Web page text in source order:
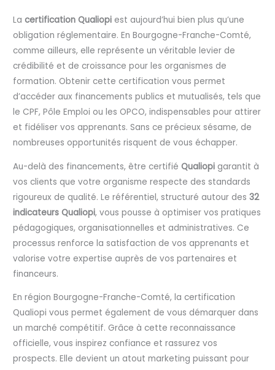
Lacertification Qualiopi est aujourd’hui bien plus qu’une
obligation réglementaire. En Bourgogne-Franche-Comté,
comme ailleurs, elle représente un véritable levier de
crédibilité et de croissance pour les organismes de
formation. Obtenir cette certification vous permet
d’accéder aux financements publics et mutualisés, tels que
le CPF, Pôle Emploi ou les OPCO, indispensables pour attirer
et fidéliser vos apprenants. Sans ce précieux sésame, de
nombreuses opportunités risquent de vous échapper.
Au-delà des financements, être certifié Qualiopi garantit à
vos clients que votre organisme respecte des standards
rigoureux de qualité. Le référentiel, structuré autour des32
indicateurs Qualiopi, vous pousse à optimiser vos pratiques
pédagogiques, organisationnelles et administratives. Ce
processus renforce la satisfaction de vos apprenants et
valorise votre expertise auprès de vos partenaires et
financeurs.
En région Bourgogne-Franche-Comté, la certification
Qualiopi vous permet également de vous démarquer dans
un marché compétitif. Grâce à cette reconnaissance
officielle, vous inspirez confiance et rassurez vos
prospects. Elle devient un atout marketing puissant pour